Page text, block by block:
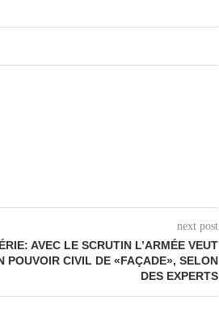
next post
AVEC LE SCRUTIN L’ARMÉE VEUT
POUVOIR CIVIL DE «FAÇADE», SELON
DES EXPERTS